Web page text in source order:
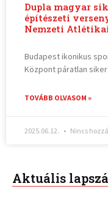
Dupla magyar
építészeti
Nemzeti
Budapest ikonikus
Központ páratlan
TOVÁBB OLVASOM »
2025.06.12. Nincs
Aktuális